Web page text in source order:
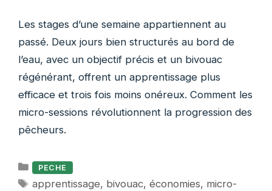
Les stages d’une semaine appartiennent au
passé. Deux jours bien structurés au bord de
l’eau, avec un objectif précis et un bivouac
régénérant, offrent un apprentissage plus
efficace et trois fois moins onéreux. Comment les
micro-sessions révolutionnent la progression des
pêcheurs.
Catégories
PECHE
Étiquettes
apprentissage, bivouac,économies, micro-